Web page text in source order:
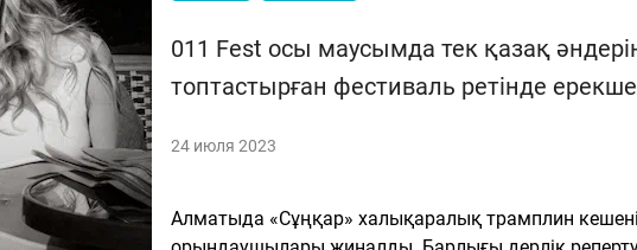
011 Fest осы маусымда тек қазақ
топтастырған фестиваль ретінде
24 июля 2023
Алматыда «Сұңқар» халықаралық трамплин